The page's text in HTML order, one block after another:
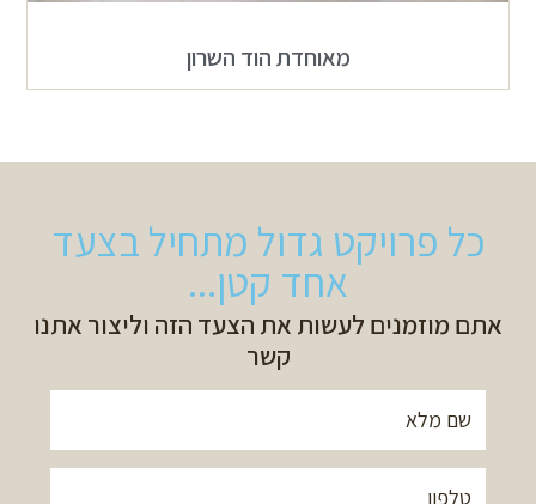
מאוחדת הוד השרון
כל פרויקט גדול מתחיל בצעד
אחד קטן...
אתם מוזמנים לעשות את הצעד הזה וליצור אתנו
קשר